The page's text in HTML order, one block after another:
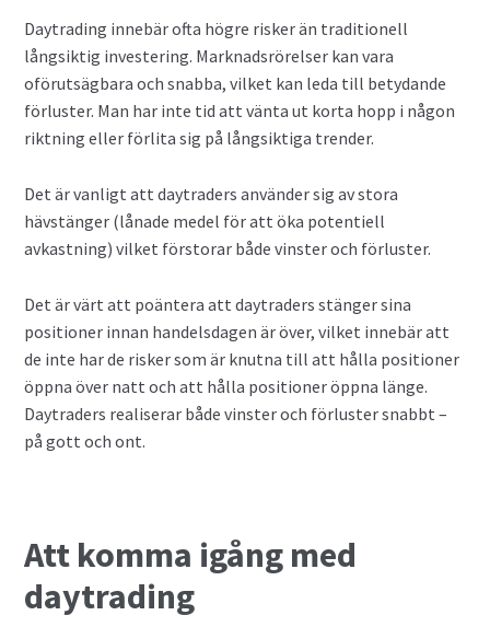
Daytrading innebär ofta högre risker än traditionell
långsiktig investering. Marknadsrörelser kan vara
oförutsägbara och snabba, vilket kan leda till betydande
förluster. Man har inte tid att vänta ut korta hopp i någon
riktning eller förlita sig på långsiktiga trender.
Det är vanligt att daytraders använder sig av stora
hävstänger (lånade medel för att öka potentiell
avkastning) vilket förstorar både vinster och förluster.
Det är värt att poäntera att daytraders stänger sina
positioner innan handelsdagen är över, vilket innebär att
de inte har de risker som är knutna till att hålla positioner
öppna över natt och att hålla positioner öppna länge.
Daytraders realiserar både vinster och förluster snabbt –
på gott och ont.
Att komma igång med
daytrading